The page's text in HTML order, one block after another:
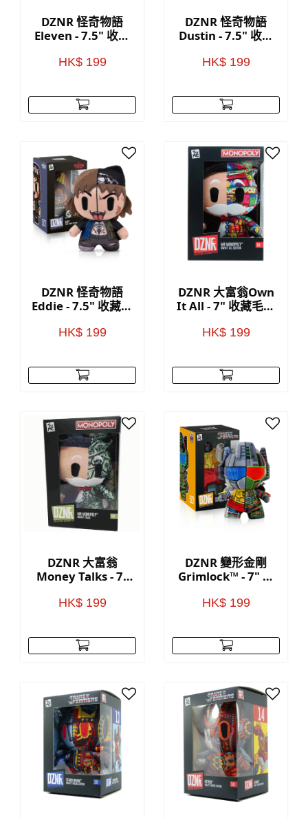
DZNR 怪奇物語
Eleven - 7.5" 收藏
HK$ 199
DZNR 怪奇物語
Dustin - 7.5" 收藏
HK$ 199
DZNR 怪奇物語
Eddie - 7.5" 收藏毛
HK$ 199
DZNR 大富翁Own
It All - 7" 收藏毛公
HK$ 199
DZNR 大富翁
Money Talks - 7"
盒)
HK$ 199
DZNR 變形金剛
Grimlock™ - 7" 收
盒)
HK$ 199